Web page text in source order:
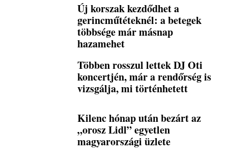
Új korszak kezdődhet a
gerincműtéteknél: a betegek
többsége már másnap
hazamehet
Többen rosszul lettek DJ Oti
koncertjén, már a rendőrség is
vizsgálja, mi történhetett
Kilenc hónap után bezárt az
„orosz Lidl” egyetlen
magyarországi üzlete